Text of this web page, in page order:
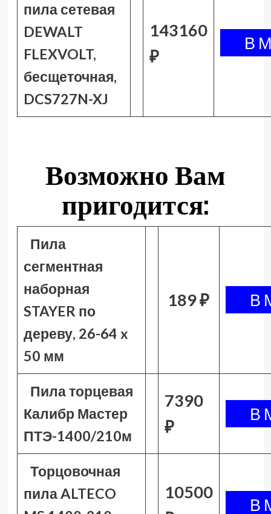
пила сетевая
DEWALT
FLEXVOLT,
бесщеточная,
DCS727N-XJ
143160
₽
Возможно Вам
пригодится:
Пила
сегментная
наборная
STAYER по
дереву, 26-64 x
50 мм
189 ₽
Пила торцевая
Калибр Мастер
ПТЭ-1400/210м
7390
₽
Торцовочная
пила ALTECO
10500